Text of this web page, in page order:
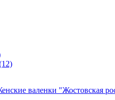
валенки "Жостовская